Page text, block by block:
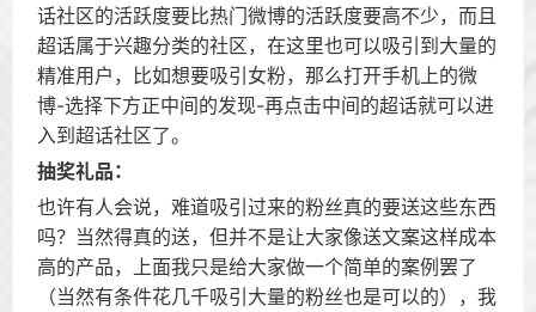
话社区的活跃度要比热门微博的活跃度要高不少，而且
超话属于兴趣分类的社区，在这里也可以吸引到大量的
精准用户，比如想要吸引女粉，那么打开手机上的微
博-选择下方正中间的发现-再点击中间的超话就可以进
入到超话社区了。
抽奖礼品：
也许有人会说，难道吸引过来的粉丝真的要送这些东西
吗？当然得真的送，但并不是让大家像送文案这样成本
高的产品，上面我只是给大家做一个简单的案例罢了
（当然有条件花几千吸引大量的粉丝也是可以的），我